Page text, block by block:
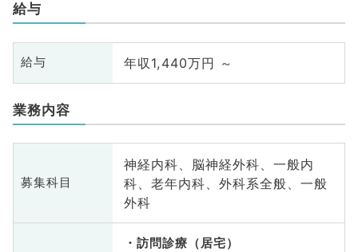
給与
給与 年収1,440万円 ～
業務内容
募集科目
神経内科、脳神経外科、一般内
科、老年内科、外科系全般、一般
外科
訪問診療（居宅）